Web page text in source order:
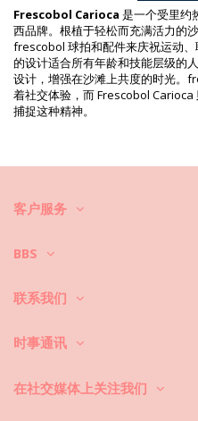
重量: 180g / 0.4lb / 6.35oz
修饰照片
清洗和
清洗和护理说明: Frescobol
Cotton Blend Shorts
如何护理您的海滩衣物？
顺着盆流下。
2. 永远不要让海滩长时间处于潮湿
漂白产品。
Frescobol Carioca 是一个受里约
西品牌。根植于轻松而充满活力的
frescobol 球拍和配件来庆祝运动
的设计适合所有年龄和技能层级的
设计，增强在沙滩上共度的时光。
着社交体验，而 Frescobol
捕捉这种精神。
客户服务
BBS
联系我们
时事通讯
在社交媒体上关注我们